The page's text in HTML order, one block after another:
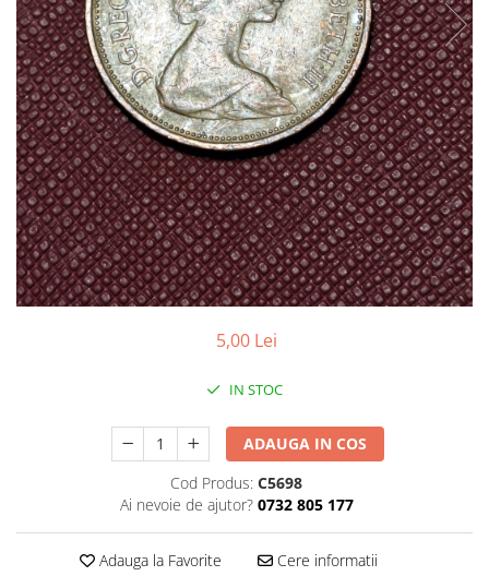
Monede Asia
Monede Australia si Oceania
Monede Euro, Eurocenti
Monede Europa
Bancnote Asia
Bancnote Australia si Oceania
Bancnote Europa
Gradate PMG
5,00 Lei
IN STOC
ADAUGA IN COS
Cod Produs: C5698
Ai nevoie de ajutor? 0732 805 177
Adauga la Favorite Cere informatii